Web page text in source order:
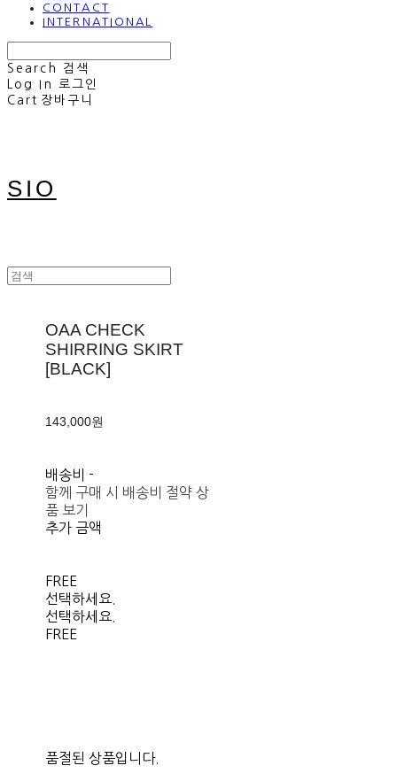
CONTACT
INTERNATIONAL
Search
검색
Log In
로그인
Cart 장바구니
SIO
OAA CHECK
SHIRRING SKIRT
[BLACK]
143,000원
배송비-
함께 구매 시 배송비 절약 상
품 보기
추가 금액
FREE
선택하세요.
선택하세요.
FREE
품절된 상품입니다.